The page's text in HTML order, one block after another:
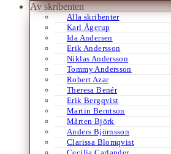
Av skribenten
Alla skribenter
Karl Ågerup
Ida Andersen
Erik Andersson
Niklas Andersson
Tommy Andersson
Robert Azar
Theresa Benér
Erik Bergqvist
Martin Berntson
Mårten Björk
Anders Björnsson
Clarissa Blomqvist